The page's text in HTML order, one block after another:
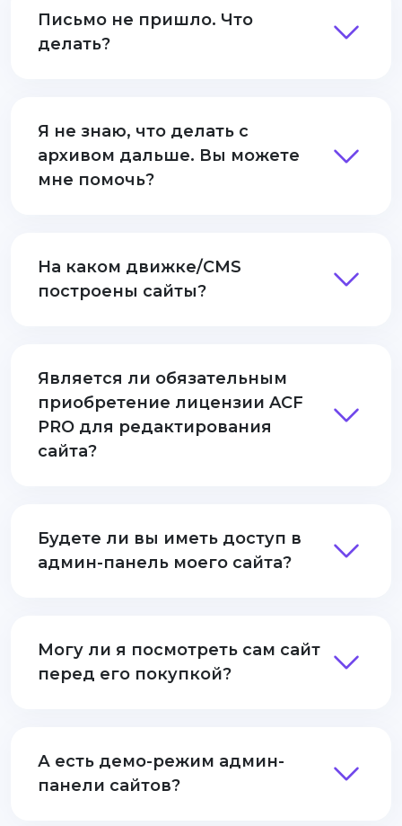
Письмо не пришло. Что
делать?
Я не знаю, что делать с
архивом дальше. Вы можете
мне помочь?
На каком движке/CMS
построены сайты?
Является ли обязательным
приобретение лицензии ACF
PRO для редактирования
сайта?
Будете ли вы иметь доступ в
админ-панель моего сайта?
Могу ли я посмотреть сам сайт
перед его покупкой?
А есть демо-режим админ-
панели сайтов?